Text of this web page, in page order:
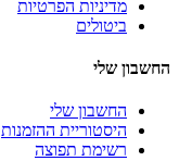
מדיניות הפרטיות
ביטולים
החשבון שלי
החשבון שלי
היסטוריית ההזמנות
רשימת תפוצה